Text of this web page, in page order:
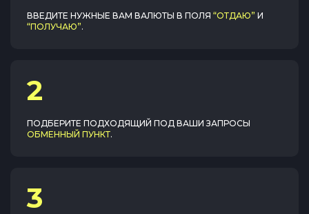
ВВЕДИТЕ НУЖНЫЕ ВАМ ВАЛЮТЫ В ПОЛЯ “ОТДАЮ” И
“ПОЛУЧАЮ”.
2
ПОДБЕРИТЕ ПОДХОДЯЩИЙ ПОД ВАШИ ЗАПРОСЫ
ОБМЕННЫЙ ПУНКТ.
3